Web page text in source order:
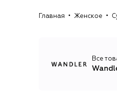
Главная Женское
Все